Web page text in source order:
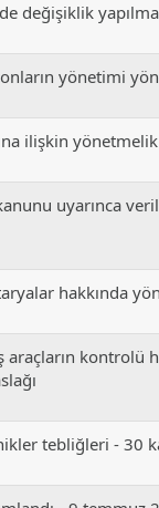
değişiklik
yönetimi
i̇lişkin
uyarınca
hakkında
araçların kontrolü
tebliğleri - 30